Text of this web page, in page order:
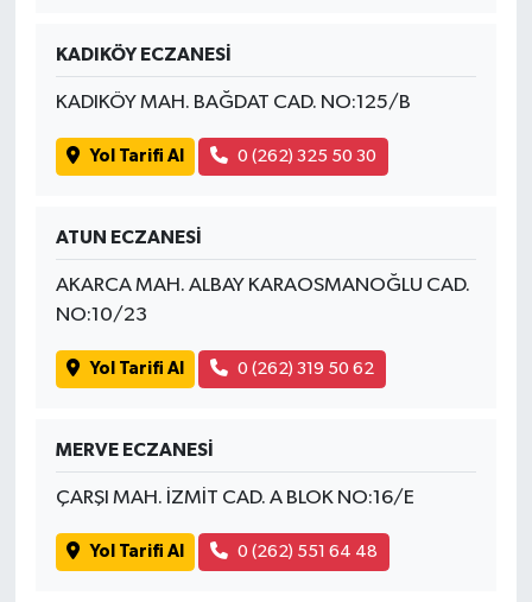
KADIKÖY ECZANESİ
KADIKÖY MAH. BAĞDAT CAD. NO:125/B
Yol Tarifi Al 0 (262) 325 50 30
ATUN ECZANESİ
AKARCA MAH. ALBAY KARAOSMANOĞLU CAD.
NO:10/23
Yol Tarifi Al 0 (262) 319 50 62
MERVE ECZANESİ
ÇARŞI MAH. İZMİT CAD. A BLOK NO:16/E
Yol Tarifi Al 0 (262) 551 64 48